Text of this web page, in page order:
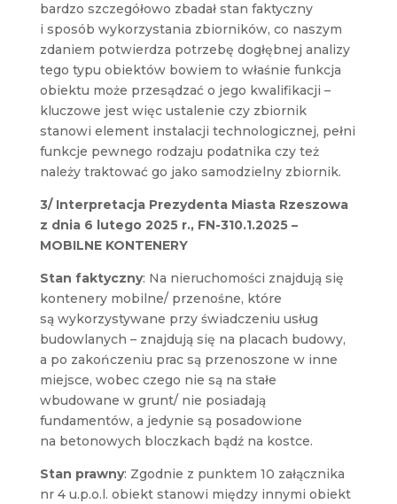
bardzo szczegółowo zbadał stan faktyczny
i sposób wykorzystania zbiorników, co naszym
zdaniem potwierdza potrzebę dogłębnej analizy
tego typu obiektów bowiem to właśnie funkcja
obiektu może przesądzać o jego kwalifikacji –
kluczowe jest więc ustalenie czy zbiornik
stanowi element instalacji technologicznej, pełni
funkcje pewnego rodzaju podatnika czy też
należy traktować go jako samodzielny zbiornik.
3/ Interpretacja Prezydenta Miasta Rzeszowa
z dnia 6 lutego 2025 r., FN-310.1.2025–
MOBILNE KONTENERY
Stan faktyczny: Na nieruchomości znajdują się
kontenery mobilne/ przenośne, które
są wykorzystywane przy świadczeniu usług
budowlanych – znajdują się na placach budowy,
a po zakończeniu prac są przenoszone w inne
miejsce, wobec czego nie są na stałe
wbudowane w grunt/ nie posiadają
fundamentów, a jedynie są posadowione
na betonowych bloczkach bądź na kostce.
Stan prawny: Zgodnie z punktem 10 załącznika
nr 4 u.p.o.l. obiekt stanowi między innymi obiekt